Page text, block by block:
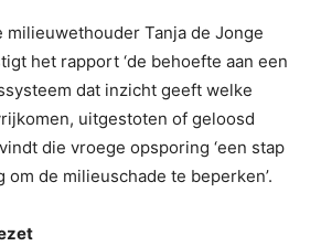
milieuwethouder Tanja de Jonge
het rapport ‘de behoefte aan een
dat inzicht geeft welke
uitgestoten of geloosd
die vroege opsporing ‘een stap
de milieuschade te beperken’.